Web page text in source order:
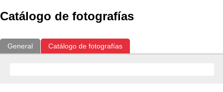
Catálogo de fotografías
General Catálogo de fotografías